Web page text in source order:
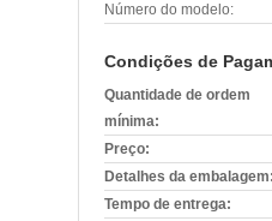
Número do modelo:
Condições de
Quantidade de ordem
mínima:
Preço:
Detalhes da embalagem:
Tempo de entrega: